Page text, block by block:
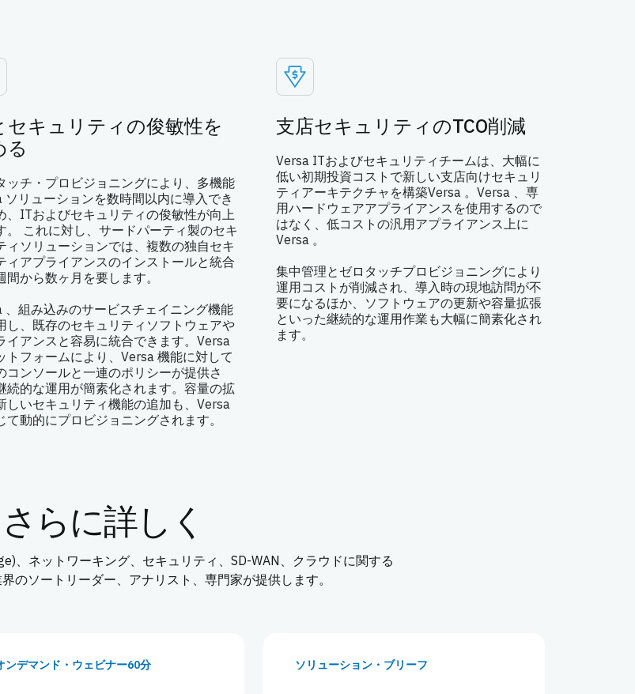
セキュリティの俊敏性を
る
ッチ・プロビジョニングにより、多機能
ソリューションを数時間以内に導入でき
、ITおよびセキュリティの俊敏性が向上
。 これに対し、サードパーティ製のセキ
ィソリューションでは、複数の独自セキ
ィアプライアンスのインストールと統合
間から数ヶ月を要します。
、組み込みのサービスチェイニング機能
し、既存のセキュリティソフトウェアや
イアンスと容易に統合できます。Versa
トフォームにより、Versa 機能に対して
コンソールと一連のポリシーが提供さ
続的な運用が簡素化されます。容量の拡
しいセキュリティ機能の追加も、Versa
て動的にプロビジョニングされます。
支店セキュリティのTCO削減
Versa ITおよびセキュリティチームは、大幅に
低い初期投資コストで新しい支店向けセキュリ
ティアーキテクチャを構築Versa 。Versa 、専
用ハードウェアアプライアンスを使用するので
はなく、低コストの汎用アプライアンス上に
Versa 。
集中管理とゼロタッチプロビジョニングにより
運用コストが削減され、導入時の現地訪問が不
要になるほか、ソフトウェアの更新や容量拡張
といった継続的な運用作業も大幅に簡素化され
ます。
さらに詳しく
、ネットワーキング、セキュリティ、SD-WAN、クラウドに関する
のソートリーダー、アナリスト、専門家が提供します。
ンデマンド・ウェビナー60分 ソリューション・ブリーフ